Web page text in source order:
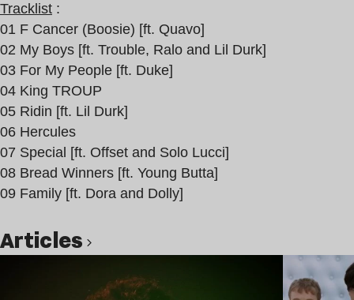
Tracklist :
01 F Cancer (Boosie) [ft. Quavo]
02 My Boys [ft. Trouble, Ralo and Lil Durk]
03 For My People [ft. Duke]
04 King TROUP
05 Ridin [ft. Lil Durk]
06 Hercules
07 Special [ft. Offset and Solo Lucci]
08 Bread Winners [ft. Young Butta]
09 Family [ft. Dora and Dolly]
Articles